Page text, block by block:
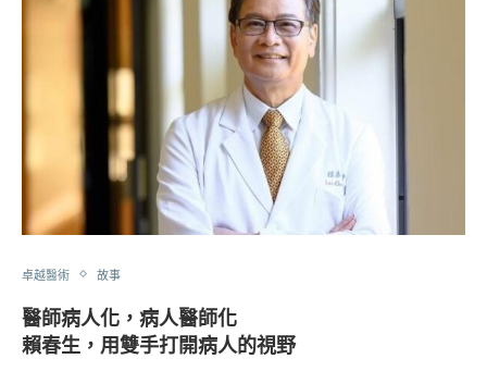
卓越醫術 故事
醫師病人化，病人醫師化
賴春生，用雙手打開病人的視野